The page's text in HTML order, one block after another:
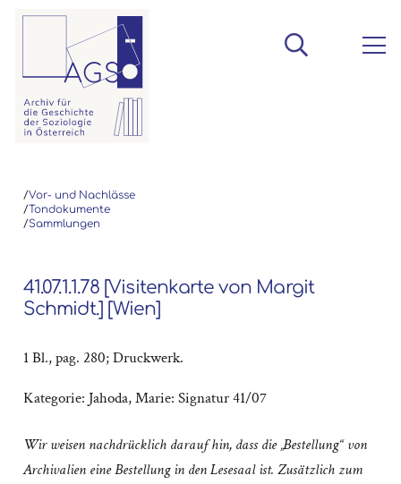
/Vor- und Nachlässe
/Tondokumente
/Sammlungen
41.07.1.1.78 [Visitenkarte von Margit
Schmidt.] [Wien]
1 Bl., pag. 280; Druckwerk.
Kategorie: Jahoda, Marie: Signatur 41/07
Wir weisen nachdrücklich darauf hin, dass die „Bestellung“ von
Archivalien eine Bestellung in den Lesesaal ist. Zusätzlich zum